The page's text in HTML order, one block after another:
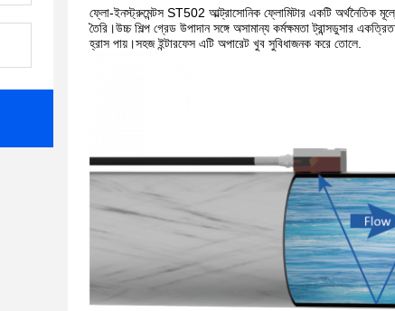
ফ্লো-ইনস্ট্রুমেন্টস ST502 আল্ট্রাসোনিক ফ্লোমিটার একটি অর্থনৈতিক
তৈরি।উচ্চ শিল্প গ্রেড উপাদান সঙ্গে অসামান্য কর্মক্ষমতা ট্রান্সডুসার
হ্রাস পায়।সহজ ইন্টারফেস এটি অপারেট খুব সুবিধাজনক করে তোলে.